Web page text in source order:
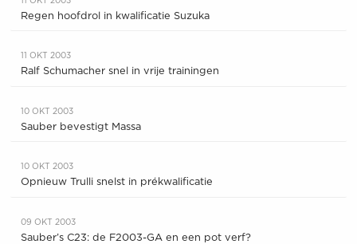
Regen hoofdrol in kwalificatie Suzuka
11 OKT 2003
Ralf Schumacher snel in vrije trainingen
10 OKT 2003
Sauber bevestigt Massa
10 OKT 2003
Opnieuw Trulli snelst in prékwalificatie
09 OKT 2003
Sauber’s C23: de F2003-GA en een pot verf?